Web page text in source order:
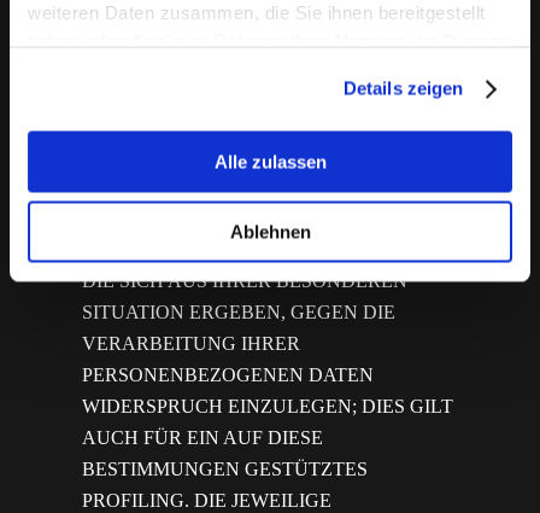
weiteren Daten zusammen, die Sie ihnen bereitgestellt
Details zeigen
Alle zulassen
Ablehnen
Widerruf unberührt.
besonderen Fällen sowie gegen Direktwerbung (Art. 21
WENN DIE DATENVERARBEITUNG AUF
DIE SICH AUS IHRER BESONDEREN
SITUATION ERGEBEN, GEGEN DIE
VERARBEITUNG IHRER
PERSONENBEZOGENEN DATEN
WIDERSPRUCH EINZULEGEN; DIES GILT
AUCH FÜR EIN AUF DIESE
BESTIMMUNGEN GESTÜTZTES
PROFILING. DIE JEWEILIGE